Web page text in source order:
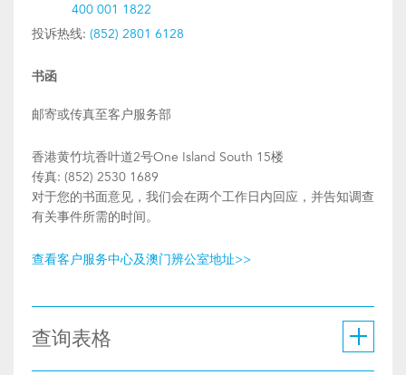
400 001 1822
投诉热线: (852) 2801 6128
书函
邮寄或传真至客户服务部
香港黄竹坑香叶道2号One Island South 15楼
传真: (852) 2530 1689
对于您的书面意见，我们会在两个工作日内回应，并告知调查
有关事件所需的时间。
查看客户服务中心及澳门辨公室地址>>
查询表格